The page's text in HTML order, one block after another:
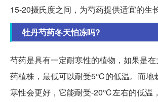
15-20摄氏度之间，为芍药提供适宜的生
牡丹芍药冬天怕冻吗?
芍药是具有一定耐寒性的植物，如果是
药植株，最低可以耐受5℃的低温。而地
寒性会更好，它能耐受-20℃左右的低温